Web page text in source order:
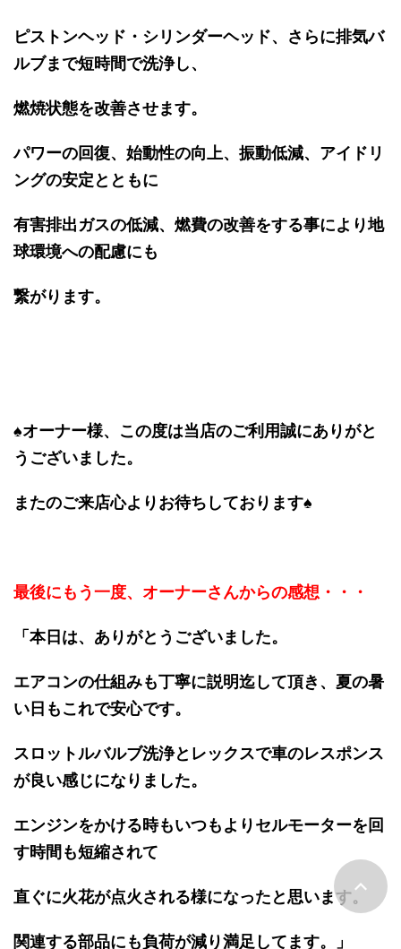
ピストンヘッド・シリンダーヘッド、 さらに排気バ
ルブまで短時間で洗浄し、
燃焼状態を改善させます。
パワーの回復、始動性の向上、振動低減、アイドリ
ングの安定とともに
有害排出ガスの低減、 燃費の改善をする事により地
球環境への配慮にも
繋がります。
♠オーナー様、この度は当店のご利用誠にありがと
うございました。
またのご来店心よりお待ちしております♠
最後にもう一度、オーナーさんからの感想・・・
「本日は、ありがとうございました。
エアコンの仕組みも丁寧に説明迄して頂き、夏の暑
い日もこれで安心です。
スロットルバルブ洗浄とレックスで車のレスポンス
が良い感じになりました。
エンジンをかける時もいつもよりセルモーターを回
す時間も短縮されて
直ぐに火花が点火される様になったと思います。
関連する部品にも負荷が減り満足してます。」